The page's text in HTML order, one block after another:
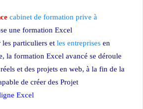
cabinet de formation prive à
une formation Excel
particuliers et les entreprises en
la formation Excel avancé se déroule
et des projets en web, à la fin de la
de créer des Projet
Excel